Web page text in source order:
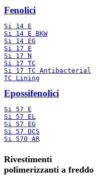
Fenolici
Si 14 E
Si 14 E BKW
Si 14 EG
Si 17 E
Si 17 N
Si 17 TC
Si 17 TC Antibacterial
TC Lining
Epossifenolici
Si 57 E
Si 57 EL
Si 57 EG
Si 57 DCS
Si 570 AR
Rivestimenti
polimerizzanti a freddo